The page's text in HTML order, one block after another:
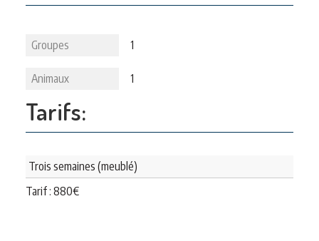
Groupes 1
Animaux 1
Tarifs:
Trois semaines (meublé)
Tarif : 880€